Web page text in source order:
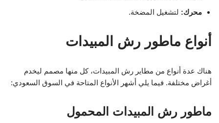
محرك: لتشغيل المضخة.
أنواع ماطور رش المبيدات
هناك عدة أنواع من مطاير رش المبيدات، كل منها مصمم ليخدم
أغراض مختلفة. فيما يلي أشهر الأنواع المتاحة في السوق السعودي:
ماطور رش المبيدات المحمول